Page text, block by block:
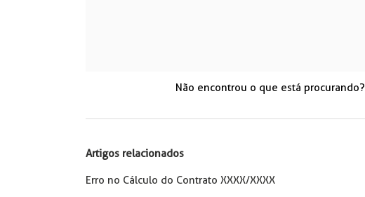
Não encontrou o que está procurando?
Artigos relacionados
Erro no Cálculo do Contrato XXXX/XXXX